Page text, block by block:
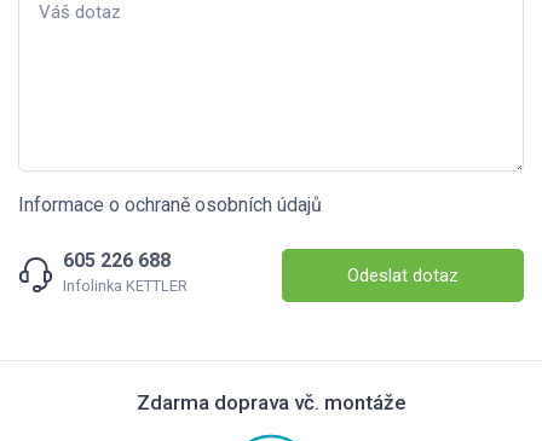
Informace o ochraně osobních údajů
605 226 688
Infolinka KETTLER Odeslat dotaz
Zdarma doprava vč. montáže